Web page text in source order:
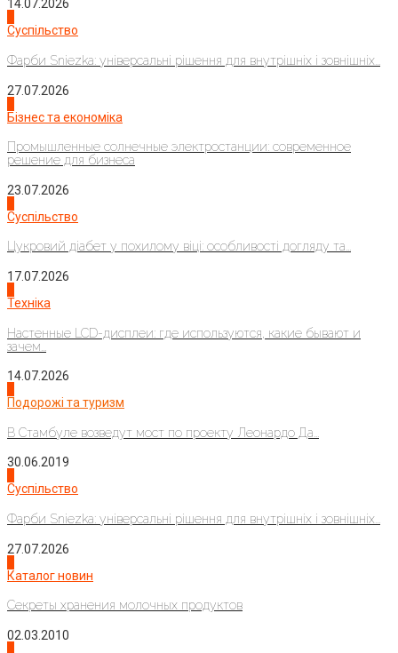
14.07.2026
Суспільство
Фарби Sniezka: універсальні рішення для внутрішніх і зовнішніх...
27.07.2026
Бізнес та економіка
Промышленные солнечные электростанции: современное
решение для бизнеса
23.07.2026
Суспільство
Цукровий діабет у похилому віці: особливості догляду та...
17.07.2026
Техніка
Настенные LCD-дисплеи: где используются, какие бывают и
зачем...
14.07.2026
Подорожі та туризм
В Стамбуле возведут мост по проекту Леонардо Да...
30.06.2019
Суспільство
Фарби Sniezka: універсальні рішення для внутрішніх і зовнішніх...
27.07.2026
Каталог новин
Секреты хранения молочных продуктов
02.03.2010